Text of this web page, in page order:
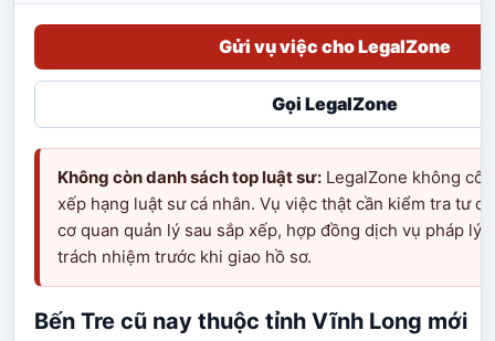
Gửi vụ việc cho LegalZone
Gọi LegalZone
Không còn danh sách top luật sư: LegalZone không
xếp hạng luật sư cá nhân. Vụ việc thật cần kiểm tra tư
cơ quan quản lý sau sắp xếp, hợp đồng dịch vụ pháp lý
trách nhiệm trước khi giao hồ sơ.
Bến Tre cũ nay thuộc tỉnh Vĩnh Long mới